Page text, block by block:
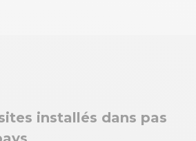
installés dans pas